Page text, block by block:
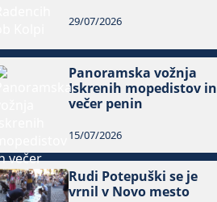
29/07/2026
Panoramska vožnja
Iskrenih mopedistov in
večer penin
15/07/2026
Rudi Potepuški se je
vrnil v Novo mesto